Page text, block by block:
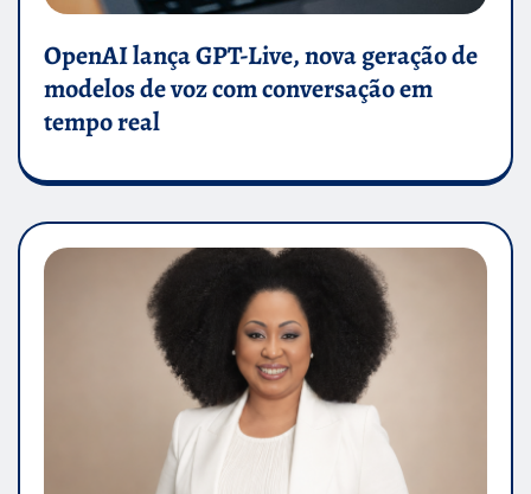
OpenAI lança GPT-Live, nova geração de
modelos de voz com conversação em
tempo real